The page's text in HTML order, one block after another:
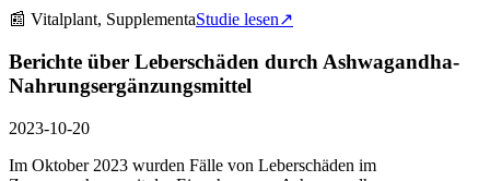
📰 Vitalplant, SupplementaStudie lesen↗
Berichte über Leberschäden durch Ashwagandha-
Nahrungsergänzungsmittel
2023-10-20
Im Oktober 2023 wurden Fälle von Leberschäden im